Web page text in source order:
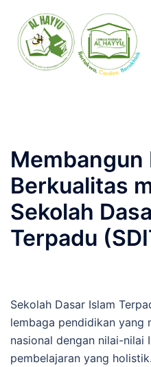
Membangun
Berkualitas
Sekolah
Terpadu
Sekolah Dasar Islam
lembaga pendidikan yang
nasional dengan nilai-nilai
pembelajaran yang